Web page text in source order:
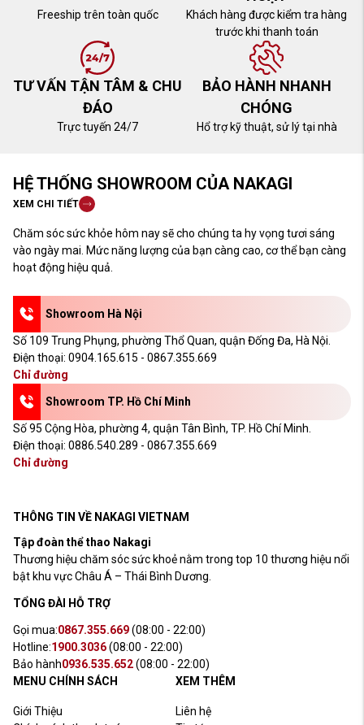
Freeship trên toàn quốc
Khách hàng được kiểm tra hàng
trước khi thanh toán
TƯ VẤN TẬN TÂM & CHU
ĐÁO
Trực tuyến 24/7
BẢO HÀNH NHANH
CHÓNG
Hổ trợ kỹ thuật, sử lý tại nhà
HỆ THỐNG SHOWROOM CỦA NAKAGI
XEM CHI TIẾT
Chăm sóc sức khỏe hôm nay sẽ cho chúng ta hy vọng tươi sáng
vào ngày mai. Mức năng lượng của bạn càng cao, cơ thể bạn càng
hoạt động hiệu quả.
Showroom Hà Nội
Số 109 Trung Phụng, phường Thổ Quan, quận Đống Đa, Hà Nội.
Điện thoại: 0904.165.615 - 0867.355.669
Chỉ đường
Showroom TP. Hồ Chí Minh
Số 95 Cộng Hòa, phường 4, quận Tân Bình, TP. Hồ Chí Minh.
Điện thoại: 0886.540.289 - 0867.355.669
Chỉ đường
THÔNG TIN VỀ NAKAGI VIETNAM
Tập đoàn thể thao Nakagi
Thương hiệu chăm sóc sức khoẻ nằm trong top 10 thương hiệu nổi
bật khu vực Châu Á – Thái Bình Dương.
TỔNG ĐÀI HỖ TRỢ
Gọi mua:0867.355.669(08:00 - 22:00)
Hotline:1900.3036(08:00 - 22:00)
Bảo hành0936.535.652(08:00 - 22:00)
MENU CHÍNH SÁCH
Giới Thiệu
XEM THÊM
Liên hệ